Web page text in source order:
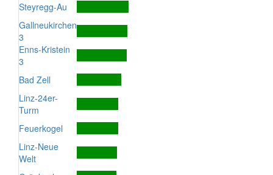
Steyregg-Au
Gallneukirchen
3
Enns-Kristein
3
Bad Zell
Linz-24er-
Turm
Feuerkogel
Linz-Neue
Welt